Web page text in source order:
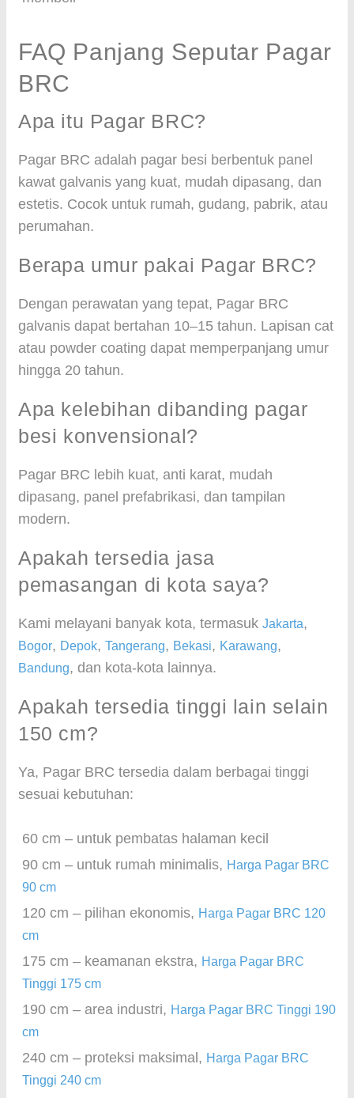
FAQ Panjang Seputar Pagar
BRC
Apa itu Pagar BRC?
Pagar BRC adalah pagar besi berbentuk panel
kawat galvanis yang kuat, mudah dipasang, dan
estetis. Cocok untuk rumah, gudang, pabrik, atau
perumahan.
Berapa umur pakai Pagar BRC?
Dengan perawatan yang tepat, Pagar BRC
galvanis dapat bertahan 10–15 tahun. Lapisan cat
atau powder coating dapat memperpanjang umur
hingga 20 tahun.
Apa kelebihan dibanding pagar
besi konvensional?
Pagar BRC lebih kuat, anti karat, mudah
dipasang, panel prefabrikasi, dan tampilan
modern.
Apakah tersedia jasa
pemasangan di kota saya?
Kami melayani banyak kota, termasuk Jakarta,
Bogor, Depok, Tangerang, Bekasi, Karawang,
Bandung, dan kota-kota lainnya.
Apakah tersedia tinggi lain selain
150 cm?
Ya, Pagar BRC tersedia dalam berbagai tinggi
sesuai kebutuhan:
60 cm – untuk pembatas halaman kecil
90 cm – untuk rumah minimalis, Harga Pagar BRC
90 cm
120 cm – pilihan ekonomis, Harga Pagar BRC 120
cm
175 cm – keamanan ekstra, Harga Pagar BRC
Tinggi 175 cm
190 cm – area industri, Harga Pagar BRC Tinggi 190
cm
240 cm – proteksi maksimal, Harga Pagar BRC
Tinggi 240 cm